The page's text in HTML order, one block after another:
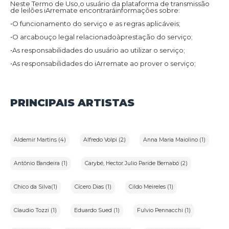
Neste Termo de Uso,o usuário da plataforma de transmissão
de leilões iArremate encontraráinformações sobre:
•O funcionamento do serviço e as regras aplicáveis;
•O arcabouço legal relacionadoàprestação do serviço;
•As responsabilidades do usuário ao utilizar o serviço;
•As responsabilidades do iArremate ao prover o serviço;
deste Termo de Uso tenham sido violadas.
são coletados,o compartilhamento de dados com terceiros e
as medidas de segurança implementadas para proteger esses
1.2.Aceitação do Termo de Uso e Política de Privacidade:
e compreendeu os Termos de Uso e a Política de Privacidade
aplicáveis ao serviço prestado pela plataforma e concorda em
PRINCIPAIS ARTISTAS
Aldemir Martins (4) Alfredo Volpi (2) Anna Maria Maiolino (1)
Antônio Bandeira (1) Carybé, Hector Julio Paride Bernabó (2)
Chico da Silva(1) Cícero Dias (1) Cildo Meireles (1)
Claudio Tozzi (1) Eduardo Sued (1) Fulvio Pennacchi (1)